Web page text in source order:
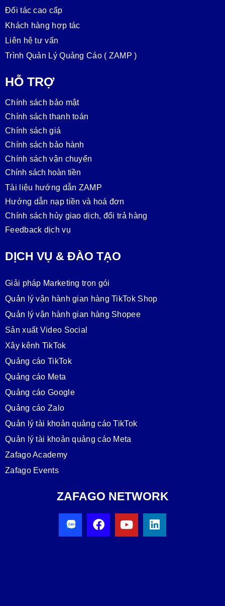
Đối tác cao cấp
Khách hàng hợp tác
Liên hệ tư vấn
Trình Quản Lý Quảng Cáo ( ZAMP )
HỖ TRỢ
Chính sách bảo mật
Chính sách thanh toán
Chính sách giá
Chính sách bảo hành
Chính sách vận chuyển
Chính sách hoàn tiền
Tài liệu hướng dẫn ZAMP
Hướng dẫn nạp tiền và hoá đơn
Chính sách hủy giao dịch, đổi trả hàng
Feedback dịch vụ
DỊCH VỤ & ĐÀO TẠO
Giải pháp Marketing trọn gói
Quản lý vận hành gian hàng TikTok Shop
Quản lý vận hành gian hàng Shopee
Sản xuất Video Social
Xây kênh TikTok
Quảng cáo TikTok
Quảng cáo Meta
Quảng cáo Google
Quảng cáo Zalo
Quản lý tài khoản quảng cáo TikTok
Quản lý tài khoản quảng cáo Meta
Zafago Academy
Zafago Events
ZAFAGO NETWORK